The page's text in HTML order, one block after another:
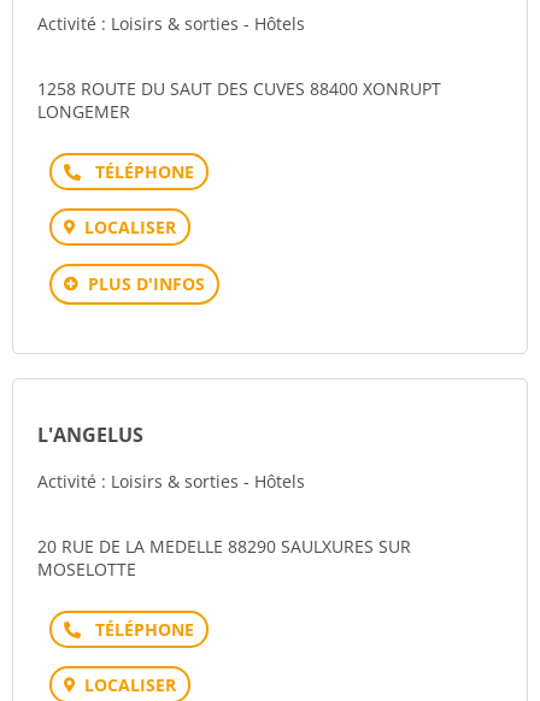
Activité : Loisirs & sorties - Hôtels
1258 ROUTE DU SAUT DES CUVES 88400 XONRUPT
LONGEMER
Téléphone
LOCALISER
PLUS D'INFOS
L'ANGELUS
Activité : Loisirs & sorties - Hôtels
20 RUE DE LA MEDELLE 88290 SAULXURES SUR
MOSELOTTE
Téléphone
LOCALISER